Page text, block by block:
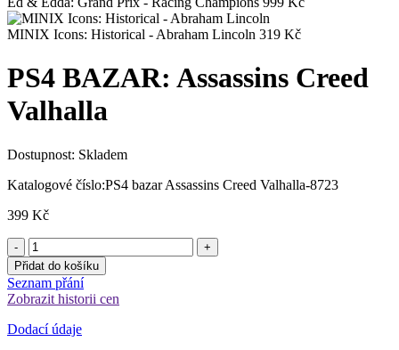
MINIX Icons: Historical - Abraham Lincoln 319 Kč
PS4 BAZAR: Assassins Creed
Valhalla
Dostupnost: Skladem
Katalogové číslo:PS4 bazar Assassins Creed Valhalla-8723
399 Kč
Přidat do košíku
Seznam přání
Zobrazit historii cen
Dodací údaje